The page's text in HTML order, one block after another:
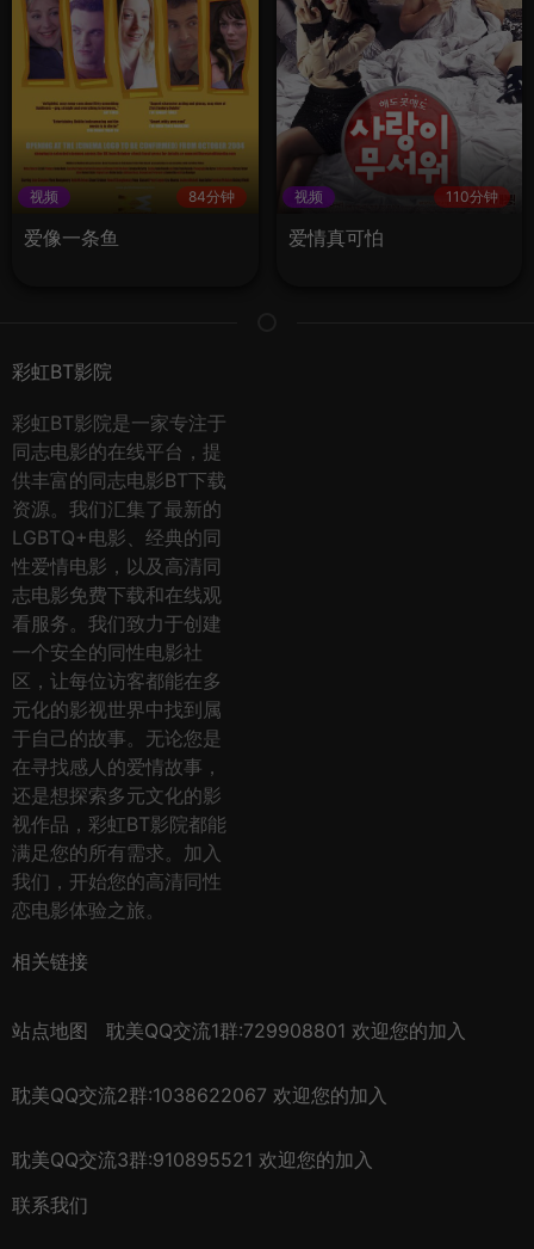
视频 84分钟
爱像一条鱼
视频 110分钟
爱情真可怕
彩虹BT影院
彩虹BT影院是一家专注于
同志电影的在线平台，提
供丰富的同志电影BT下载
资源。我们汇集了最新的
LGBTQ+电影、经典的同
性爱情电影，以及高清同
志电影免费下载和在线观
看服务。我们致力于创建
一个安全的同性电影社
区，让每位访客都能在多
元化的影视世界中找到属
于自己的故事。无论您是
在寻找感人的爱情故事，
还是想探索多元文化的影
视作品，彩虹BT影院都能
满足您的所有需求。加入
我们，开始您的高清同性
恋电影体验之旅。
相关链接
站点地图 耽美QQ交流1群:729908801 欢迎您的加入
耽美QQ交流2群:1038622067 欢迎您的加入
耽美QQ交流3群:910895521 欢迎您的加入
联系我们